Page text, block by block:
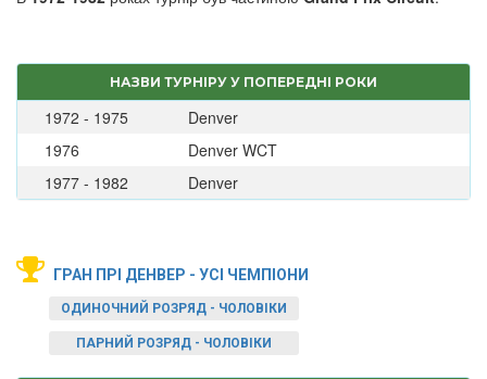
НАЗВИ ТУРНІРУ У ПОПЕРЕДНІ РОКИ
1972 - 1975
Denver
1976
Denver WCT
1977 - 1982
Denver
ГРАН ПРІ ДЕНВЕР - УСІ ЧЕМПІОНИ
ОДИНОЧНИЙ РОЗРЯД - ЧОЛОВІКИ
ПАРНИЙ РОЗРЯД - ЧОЛОВІКИ